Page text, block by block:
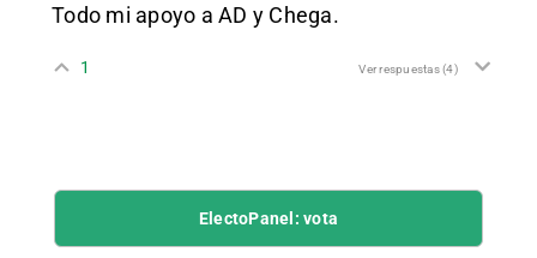
Todo mi apoyo a AD y Chega.
1 Ver respuestas(4)
ElectoPanel: vota